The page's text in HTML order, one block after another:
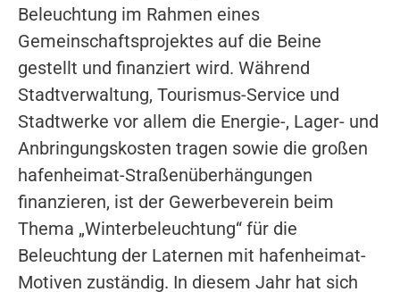
Beleuchtung im Rahmen eines
Gemeinschaftsprojektes auf die Beine
gestellt und finanziert wird. Während
Stadtverwaltung, Tourismus-Service und
Stadtwerke vor allem die Energie-, Lager- und
Anbringungskosten tragen sowie die großen
hafenheimat-Straßenüberhängungen
finanzieren, ist der Gewerbeverein beim
Thema „Winterbeleuchtung“ für die
Beleuchtung der Laternen mit hafenheimat-
Motiven zuständig. In diesem Jahr hat sich